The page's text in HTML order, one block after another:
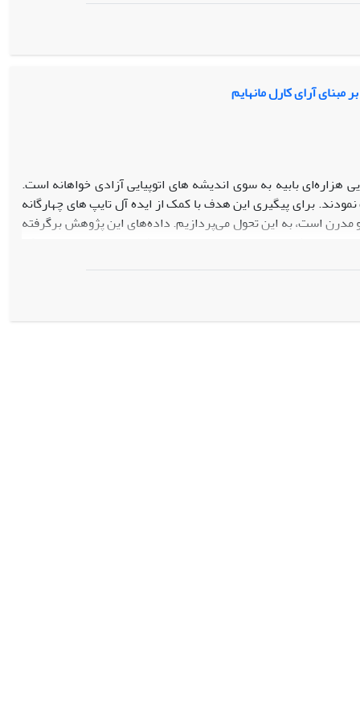
دینی هستند.
مبنای آرای کارل مانهایم
هزاره‌ای بابیه به سوی اندیشه­ های اتوپیایی آزادی­ خواهانه است.
برای پیگیری این هدف با کمک از ایده­ آل تایپ­ های چهارگانه
مدرن است، به این تحول می‌پردازیم. داده‌های این پژوهش برگرفته
پدیدارشناسانه در سنخ­بندی خود، نشان­ دهنده این است که
خواهانه بودند و در مخالفت ایدئولوژیک با ساختارهای اجتماعی آن
هزاره‌ای بابیه که در نارضایتی و سرخوردگی مردم از شرایط
نو به واسطه اتوپیاسازی فرنگ در اندیشه و ذهنیت مخاطبان
مفهوم پیشرفت و گفتمان ترقی شد و آماده­ کنندۀ معرفتی و جامعه­